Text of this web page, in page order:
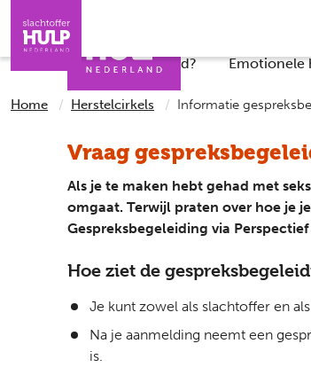
Wat is er gebeurd? Emotionele
Home Herstelcirkels Informatie
Vraag
Als je te maken hebt gehad met
omgaat. Terwijl praten over hoe je
Gespreksbegeleiding via
Hoe ziet de
Je kunt zowel als slachtoffer en
Na je aanmelding neemt een
is.